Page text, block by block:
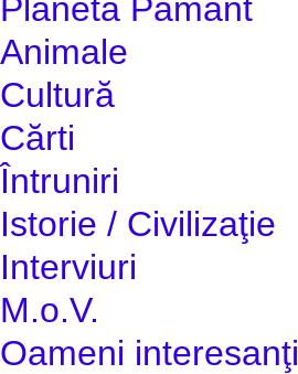
Planeta Pământ
Animale
Cultură
Cărti
Întruniri
Istorie / Civilizaţie
Interviuri
M.o.V.
Oameni interesanţi